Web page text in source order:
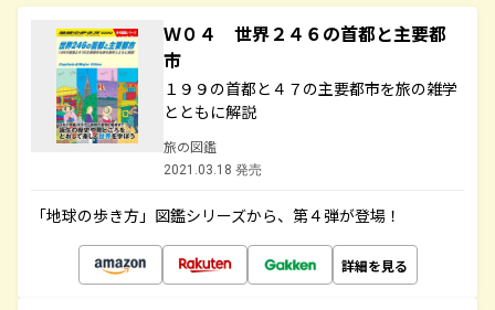
Ｗ０４ 世界２４６の首都と主要都
市
１９９の首都と４７の主要都市を旅の雑学
とともに解説
旅の図鑑
2021.03.18 発売
「地球の歩き方」図鑑シリーズから、第４弾が登場！
詳細を見る